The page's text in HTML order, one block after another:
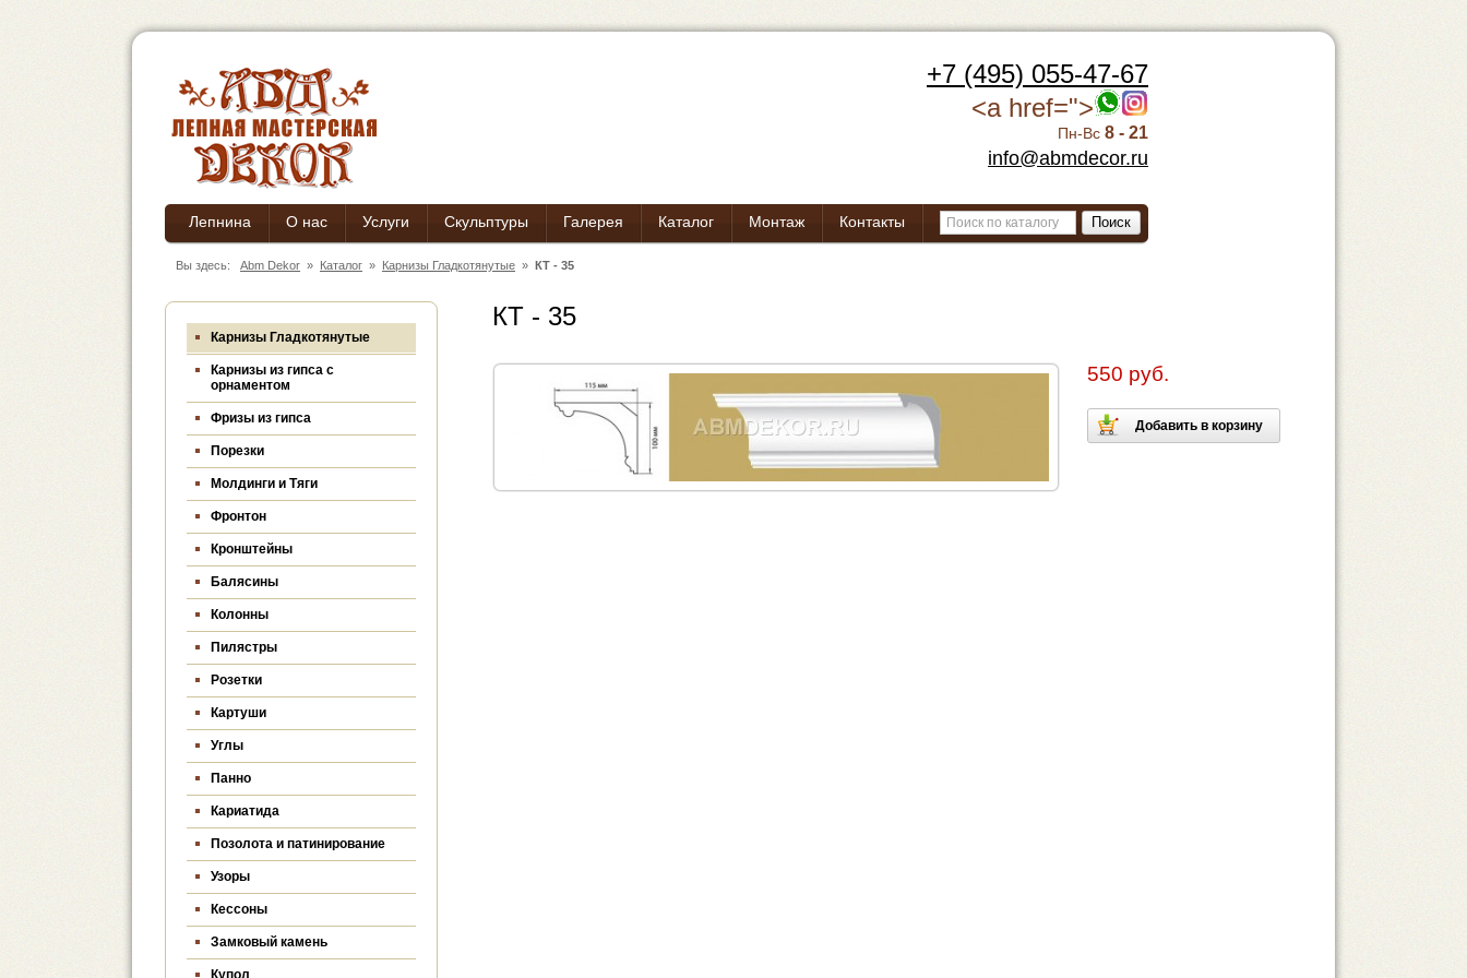
+7 (495) 055-47-67
<a href=">
Пн-Вс 8 - 21
info@abmdecor.ru
Лепнина О нас Услуги Скульптуры Галерея Каталог Монтаж Контакты Поиск
Вы здесь: Abm Dekor » Каталог » Карнизы Гладкотянутые » КТ - 35
Карнизы Гладкотянутые
Карнизы из гипса c
орнаментом
Фризы из гипса
Порезки
Молдинги и Тяги
Фронтон
Кронштейны
Балясины
Колонны
Пилястры
Розетки
Картуши
Углы
Панно
Кариатида
Позолота и патинирование
Узоры
Кессоны
Замковый камень
Купол
КТ - 35
550 руб.
Добавить в корзину